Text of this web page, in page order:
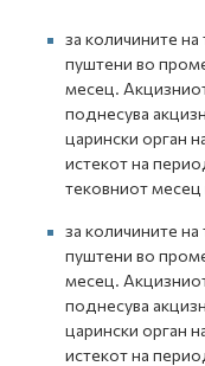
за количините
пуштени во
месец.
поднесува
царински орган
истекот на
тековниот месец
за количините
пуштени во
месец.
поднесува
царински орган
истекот на